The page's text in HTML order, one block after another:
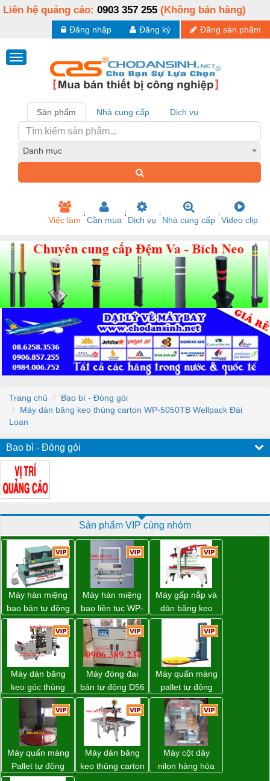
Liên hệ quảng cáo: 0903 357 255 (Không bán hàng)
Đăng sản phẩm
Đăng ký
Đăng nhập
Sản phẩm Nhà cung cấp Dịch vụ
Danh mục
Việc làm Cần mua Dịch vụ Nhà cung cấp Video clip
Trang chủ
Bao bì - Đóng gói
Máy dán băng keo thùng carton WP-5050TB Wellpack Đài
Loan
Bao bì - Đóng gói
Sản phẩm VIP cùng nhóm
Máy hàn miệng
bao bán tự động
nhập khẩu
Taiwan
Máy hàn miệng
bao liên tục WP-
1200V chính
hãng giá tốt
Máy gấp nắp và
dán băng keo
thùng carton tự
động WP-5050F
giá rẻ
Máy dán băng
keo góc thùng
carton giá tốt
Đồng Nai
Máy đóng đai
bán tự động D56
Strapack
Máy quấn màng
pallet tự động
WP-55 chính
hãng Wellpack
giá tốt
Máy quấn màng
Pallet tự động
WP-55 xuất xứ
Máy dán băng
keo thùng carton
Máy cột dây
nilon hàng hóa